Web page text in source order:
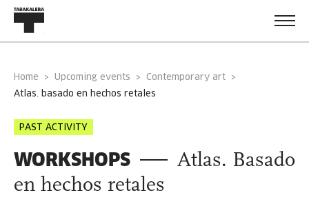
Home Upcoming events
Contemporary art
atlas. basado en hechos retales
PAST ACTIVITY
WORKSHOPS
Atlas. Basado
en hechos retales